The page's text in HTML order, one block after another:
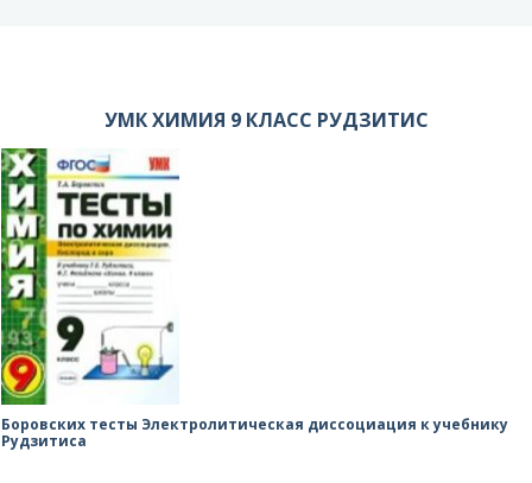
УМК ХИМИЯ 9 КЛАСС РУДЗИТИС
Боровских тесты Электролитическая диссоциация к учебнику
Рудзитиса